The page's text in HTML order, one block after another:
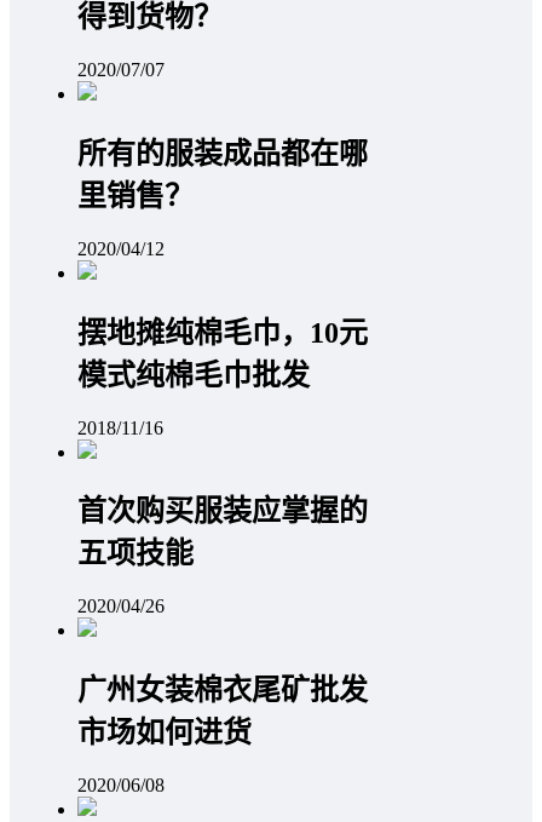
得到货物？
2020/07/07
所有的服装成品都在哪
里销售？
2020/04/12
摆地摊纯棉毛巾，10元
模式纯棉毛巾批发
2018/11/16
首次购买服装应掌握的
五项技能
2020/04/26
广州女装棉衣尾矿批发
市场如何进货
2020/06/08